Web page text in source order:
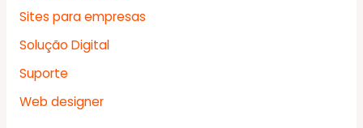
Sites para empresas
Solução Digital
Suporte
Web designer